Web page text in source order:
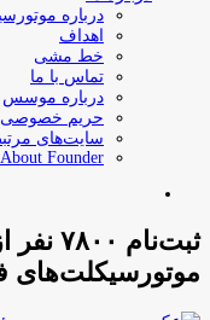
درباره
اهداف
خط مشی
تماس با ما
درباره موسس
حریم خصوصی
سایت‌های
About Founder
موتورسیکلت‌های